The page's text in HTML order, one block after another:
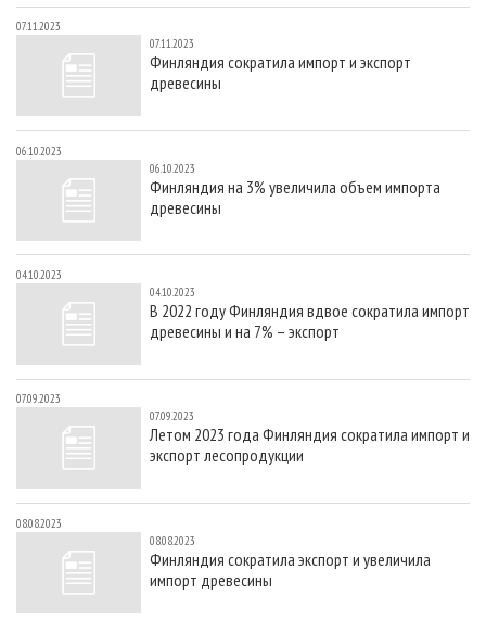
07.11.2023
07.11.2023
Финляндия сократила импорт и экспорт
древесины
06.10.2023
06.10.2023
Финляндия на 3% увеличила объем импорта
древесины
04.10.2023
04.10.2023
В 2022 году Финляндия вдвое сократила импорт
древесины и на 7% – экспорт
07.09.2023
07.09.2023
Летом 2023 года Финляндия сократила импорт и
экспорт лесопродукции
08.08.2023
08.08.2023
Финляндия сократила экспорт и увеличила
импорт древесины